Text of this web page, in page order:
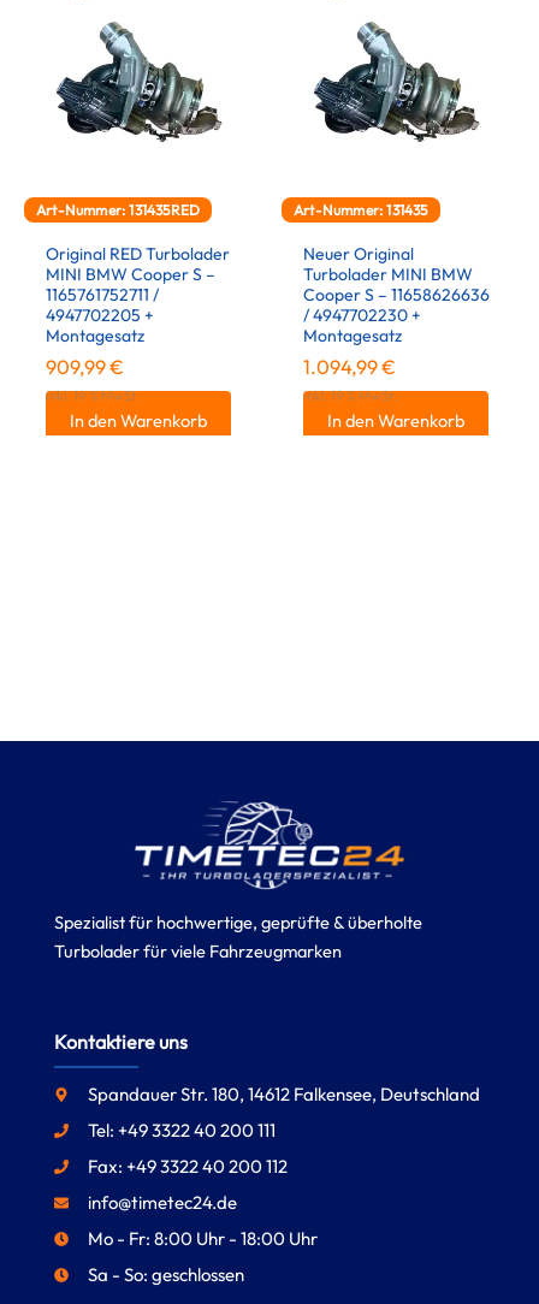
Art-Nummer: 131435RED
Original RED Turbolader
MINI BMW Cooper S –
1165761752711 /
4947702205 +
Montagesatz
909,99€
inkl. 19 % MwSt.
In den Warenkorb
Art-Nummer: 131435
Neuer Original
Turbolader MINI BMW
Cooper S – 11658626636
/ 4947702230 +
Montagesatz
1.094,99€
inkl. 19 % MwSt.
In den Warenkorb
Spezialist für hochwertige, geprüfte & überholte
Turbolader für viele Fahrzeugmarken
Kontaktiere uns
Spandauer Str. 180, 14612 Falkensee, Deutschland
Tel: +49 3322 40 200 111
Fax: +49 3322 40 200 112
info@timetec24.de
Mo - Fr: 8:00 Uhr - 18:00 Uhr
Sa - So: geschlossen